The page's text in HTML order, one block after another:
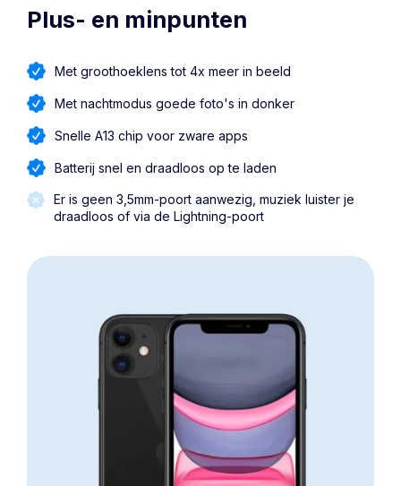
Plus- en minpunten
Met groothoeklens tot 4x meer in beeld
Met nachtmodus goede foto's in donker
Snelle A13 chip voor zware apps
Batterij snel en draadloos op te laden
Er is geen 3,5mm-poort aanwezig, muziek luister je
draadloos of via de Lightning-poort